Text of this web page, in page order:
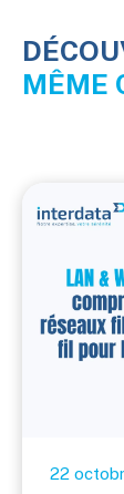
MÊME
22